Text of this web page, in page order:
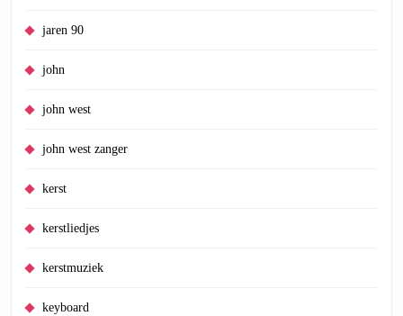
jaren 90
john
john west
john west zanger
kerst
kerstliedjes
kerstmuziek
keyboard